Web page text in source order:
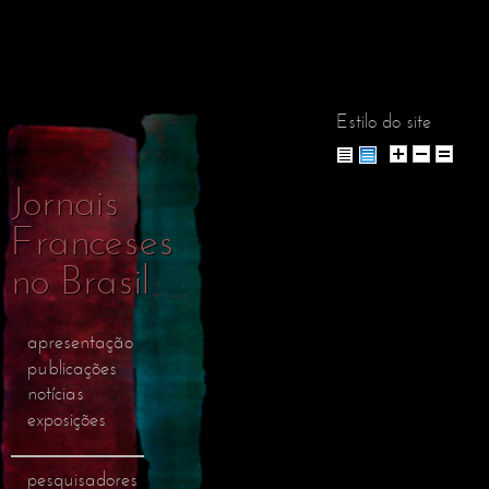
Estilo do site
Jornais
Franceses
no Brasil
apresentação
publicações
notícias
exposições
pesquisadores